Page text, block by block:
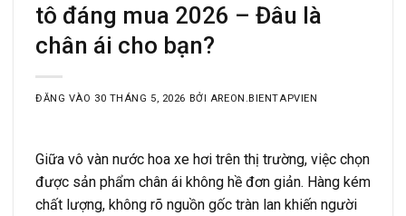
tô đáng mua 2026 – Đâu là
chân ái cho bạn?
ĐĂNG VÀO 30 THÁNG 5, 2026 BỞI AREON.BIENTAPVIEN
Giữa vô vàn nước hoa xe hơi trên thị trường, việc chọn
được sản phẩm chân ái không hề đơn giản. Hàng kém
chất lượng, không rõ nguồn gốc tràn lan khiến người